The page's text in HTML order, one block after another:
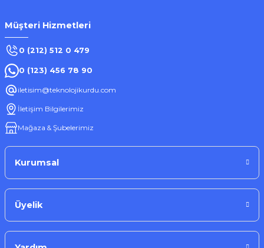
Müşteri Hizmetleri
0 (212) 512 0 479
0 (123) 456 78 90
iletisim@teknolojikurdu.com
İletişim Bilgilerimiz
Mağaza & Şubelerimiz
Kurumsal
Üyelik